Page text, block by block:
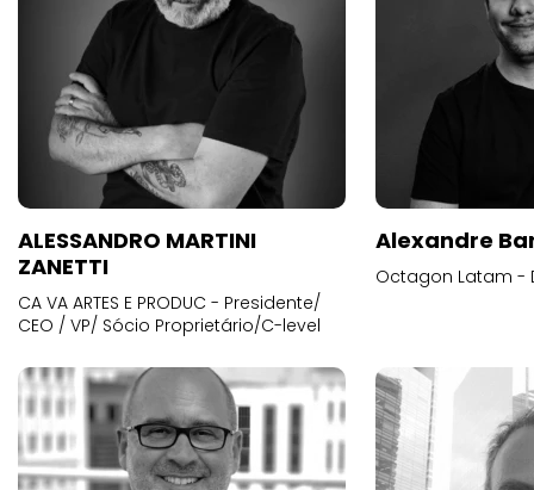
ALESSANDRO MARTINI
ZANETTI
CA VA ARTES E PRODUC - Presidente/
CEO / VP/ Sócio Proprietário/C-level
Alexandre
Octagon Latam -